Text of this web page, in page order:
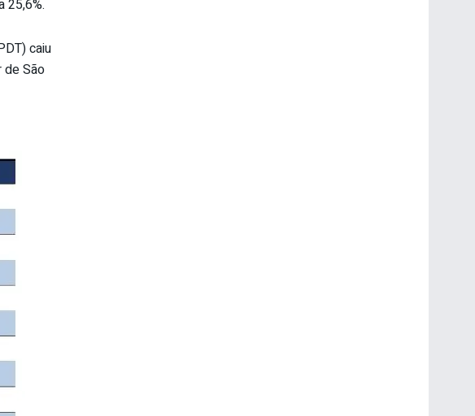
25,6%.
caiu
de São